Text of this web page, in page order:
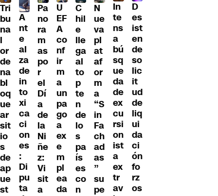
Tri
bu
na
l
or
de
na
bl
oq
ue
ar
sit
io
s
de
ap
ue
st
A
nt
e
al
za
de
in
to
xi
ca
ci
on
es
:
Di
pu
ta
Pa
no
ra
m
as
po
r
el
Dí
a
de
la
Ni
ñe
z:
Vi
sit
a
U
EF
A
co
nf
ir
m
a
un
pa
go
a
ex
e
m
pl
ea
da
C
hil
e
lle
ga
al
to
p
te
n
de
lo
s
pa
ís
es
co
n
N
ue
va
pl
at
af
or
m
a
“S
in
Fa
ch
ad
as
”
su
pe
In
te
ns
a
bú
sq
ue
da
de
ex
cu
rsi
on
ist
a
ex
tr
av
D
es
ist
en
de
so
lic
it
ud
de
liq
ui
da
ci
ón
fo
rz
os